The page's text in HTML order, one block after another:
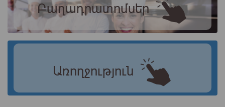
Բաղադրատոմսեր
Առողջություն